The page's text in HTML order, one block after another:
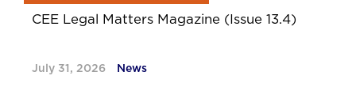
CEE Legal Matters Magazine (Issue 13.4)
July 31, 2026 News